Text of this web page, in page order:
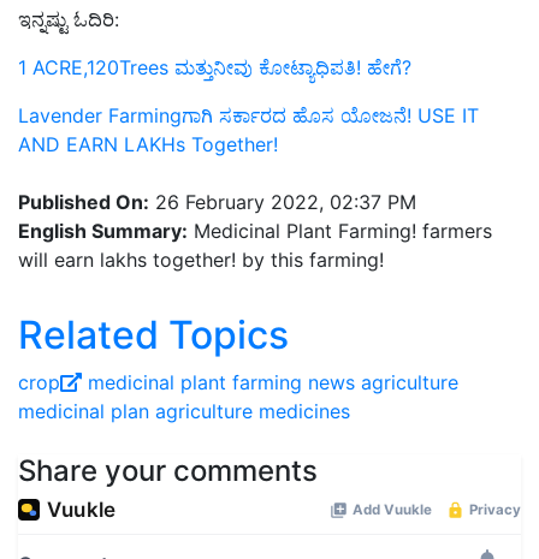
ಇನ್ನಷ್ಟು ಓದಿರಿ:
1 ACRE,120Trees ಮತ್ತುನೀವು ಕೋಟ್ಯಾಧಿಪತಿ! ಹೇಗೆ?
Lavender Farmingಗಾಗಿ ಸರ್ಕಾರದ ಹೊಸ ಯೋಜನೆ! USE IT
AND EARN LAKHs Together!
Published On: 26 February 2022, 02:37 PM
English Summary: Medicinal Plant Farming! farmers
will earn lakhs together! by this farming!
Related Topics
crop medicinal plant farming news agriculture
medicinal plan agriculture medicines
Share your comments